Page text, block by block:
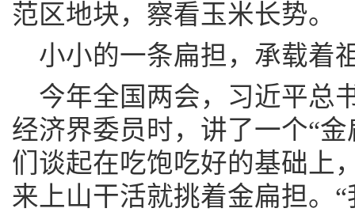
范区地块，察看玉米长势。
小小的一条扁担，承载着
今年全国两会，习近平总
经济界委员时，讲了一个“
们谈起在吃饱吃好的基础上
来上山干活就挑着金扁担。